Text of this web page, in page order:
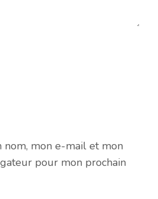
nom, mon e-mail et mon
pour mon prochain